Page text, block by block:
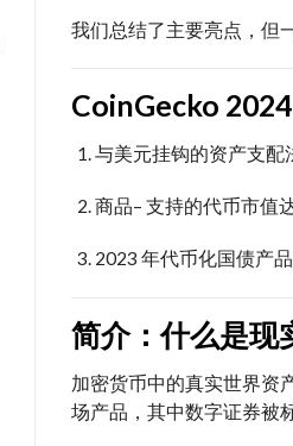
我们总结了主要亮点，但
CoinGecko
与美元挂钩的资产支配
商品– 支持的代币市值
2023 年代币化国债产
简介：什么是现
加密货币中的真实世界资
场产品，其中数字证券被